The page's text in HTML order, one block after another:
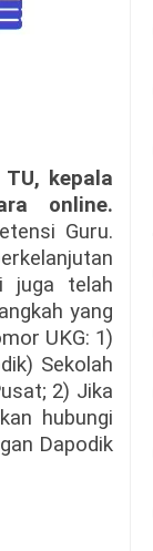
kepala
online.
Guru.
juga telah
yang
UKG: 1)
Sekolah
2) Jika
hubungi
Dapodik